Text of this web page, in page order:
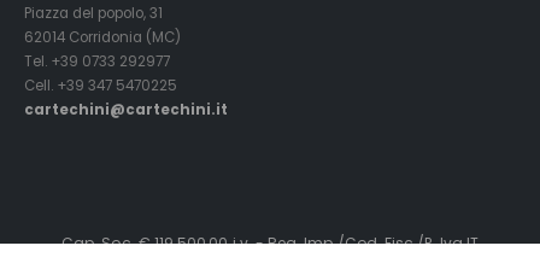
Piazza del popolo, 31
62014 Corridonia (MC)
Tel. +39 0733 292977
Cell. +39 347 5470225
cartechini@cartechini.it
Cap. Soc. € 119.500,00 i.v. - Reg. Imp./Cod. Fisc./P. Iva IT